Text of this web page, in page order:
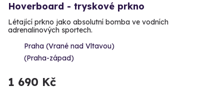
Hoverboard - tryskové prkno
Létající prkno jako absolutní bomba ve vodních
adrenalinových sportech.
Praha (Vrané nad Vltavou)
(Praha-západ)
1 690 Kč